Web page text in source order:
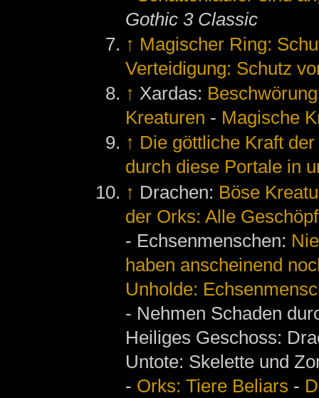
Gothic 3 Classic
↑ Magischer Ring:
Verteidigung: Schutz
↑ Xardas:
Kreaturen - Magische
↑ Die göttliche Kraft
durch diese Portale in
↑ Drachen: Böse
der Orks: Alle
- Echsenmenschen:
haben anscheinend
Unholde:
- Nehmen Schaden
Heiliges Geschoss:
Untote: Skelette und
- Orks: Tiere Beliars -